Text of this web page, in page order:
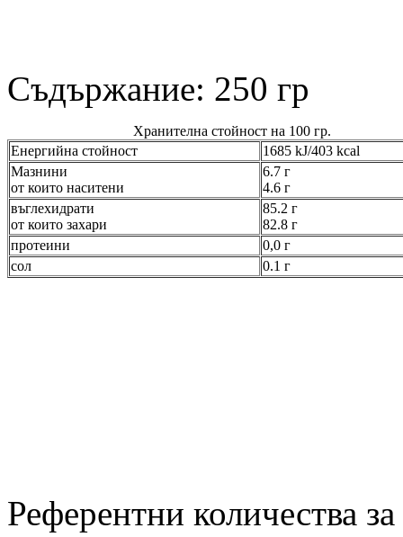
Съдържание: 250 гр
Хранителна стойност на 100 гр.
Енергийна стойност
1685 kJ/403 kcal
Мазнини
от които наситени
6.7 г
4.6 г
въглехидрати
от които захари
85.2 г
82.8 г
протеини
0,0 г
сол
0.1 г
Референтни количества